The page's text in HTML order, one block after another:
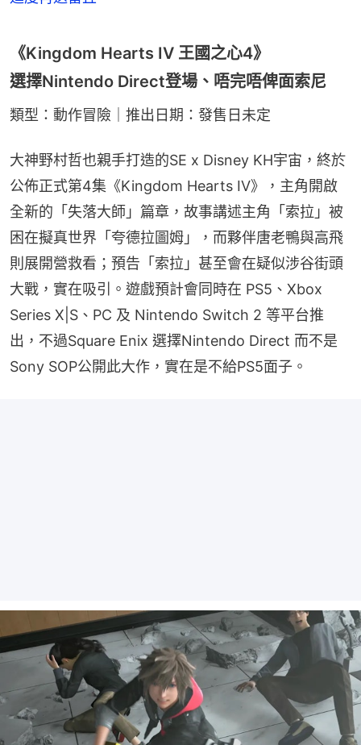
《Kingdom Hearts IV 王國之心4》
選擇Nintendo Direct登場、唔完唔俾面索尼
類型：動作冒險｜推出日期：發售日未定
大神野村哲也親手打造的SE x Disney KH宇宙，終於
公佈正式第4集《Kingdom Hearts IV》，主角開啟
全新的「失落大師」篇章，故事講述主角「索拉」被
困在擬真世界「夸德拉圖姆」，而夥伴唐老鴨與高飛
則展開營救看；預告「索拉」甚至會在疑似涉谷街頭
大戰，實在吸引。遊戲預計會同時在 PS5、Xbox
Series X|S、PC 及 Nintendo Switch 2 等平台推
出，不過Square Enix 選擇Nintendo Direct 而不是
Sony SOP公開此大作，實在是不給PS5面子。